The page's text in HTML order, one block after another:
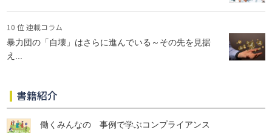
10 位 連載コラム
暴力団の「自壊」はさらに進んでいる～その先を見据
え...
書籍紹介
働くみんなの 事例で学ぶコンプライアンス